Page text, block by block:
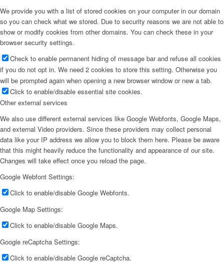
We provide you with a list of stored cookies on your computer in our domain
so you can check what we stored. Due to security reasons we are not able to
show or modify cookies from other domains. You can check these in your
browser security settings.
Check to enable permanent hiding of message bar and refuse all cookies
if you do not opt in. We need 2 cookies to store this setting. Otherwise you
will be prompted again when opening a new browser window or new a tab.
Click to enable/disable essential site cookies.
Other external services
We also use different external services like Google Webfonts, Google Maps,
and external Video providers. Since these providers may collect personal
data like your IP address we allow you to block them here. Please be aware
that this might heavily reduce the functionality and appearance of our site.
Changes will take effect once you reload the page.
Google Webfont Settings:
Click to enable/disable Google Webfonts.
Google Map Settings:
Click to enable/disable Google Maps.
Google reCaptcha Settings:
Click to enable/disable Google reCaptcha.